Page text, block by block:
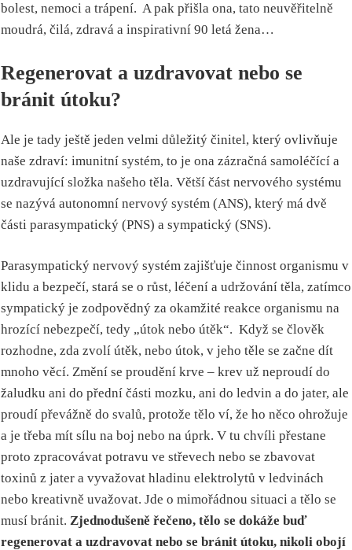
bolest, nemoci a trápení. A pak přišla ona, tato neuvěřitelně
moudrá, čilá, zdravá a inspirativní 90 letá žena…
Regenerovat a uzdravovat nebo se
bránit útoku?
Ale je tady ještě jeden velmi důležitý činitel, který ovlivňuje
naše zdraví: imunitní systém, to je ona zázračná samoléčící a
uzdravující složka našeho těla. Větší část nervového systému
se nazývá autonomní nervový systém (ANS), který má dvě
části parasympatický (PNS) a sympatický (SNS).
Parasympatický nervový systém zajišťuje činnost organismu v
klidu a bezpečí, stará se o růst, léčení a udržování těla, zatímco
sympatický je zodpovědný za okamžité reakce organismu na
hrozící nebezpečí, tedy „útok nebo útěk“. Když se člověk
rozhodne, zda zvolí útěk, nebo útok, v jeho těle se začne dít
mnoho věcí. Změní se proudění krve – krev už neproudí do
žaludku ani do přední části mozku, ani do ledvin a do jater, ale
proudí převážně do svalů, protože tělo ví, že ho něco ohrožuje
a je třeba mít sílu na boj nebo na úprk. V tu chvíli přestane
proto zpracovávat potravu ve střevech nebo se zbavovat
toxinů z jater a vyvažovat hladinu elektrolytů v ledvinách
nebo kreativně uvažovat. Jde o mimořádnou situaci a tělo se
musí bránit. Zjednodušeně řečeno, tělo se dokáže buď
regenerovat a uzdravovat nebo se bránit útoku, nikoli obojí